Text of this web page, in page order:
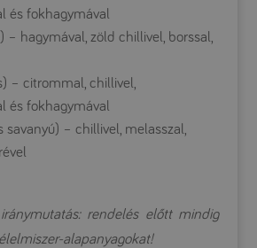
és fokhagymával
– hagymával, zöld chillivel, borssal,
– citrommal, chillivel,
és fokhagymával
savanyú) – chillivel, melasszal,
rendelés előtt mindig
alapanyagokat!